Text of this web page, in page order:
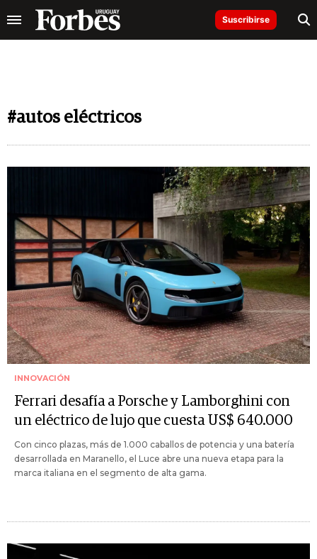
Suscribirse
#autos eléctricos
INNOVACIÓN
Ferrari desafía a Porsche y Lamborghini con
un eléctrico de lujo que cuesta US$ 640.000
Con cinco plazas, más de 1.000 caballos de potencia y una batería
desarrollada en Maranello, el Luce abre una nueva etapa para la
marca italiana en el segmento de alta gama.